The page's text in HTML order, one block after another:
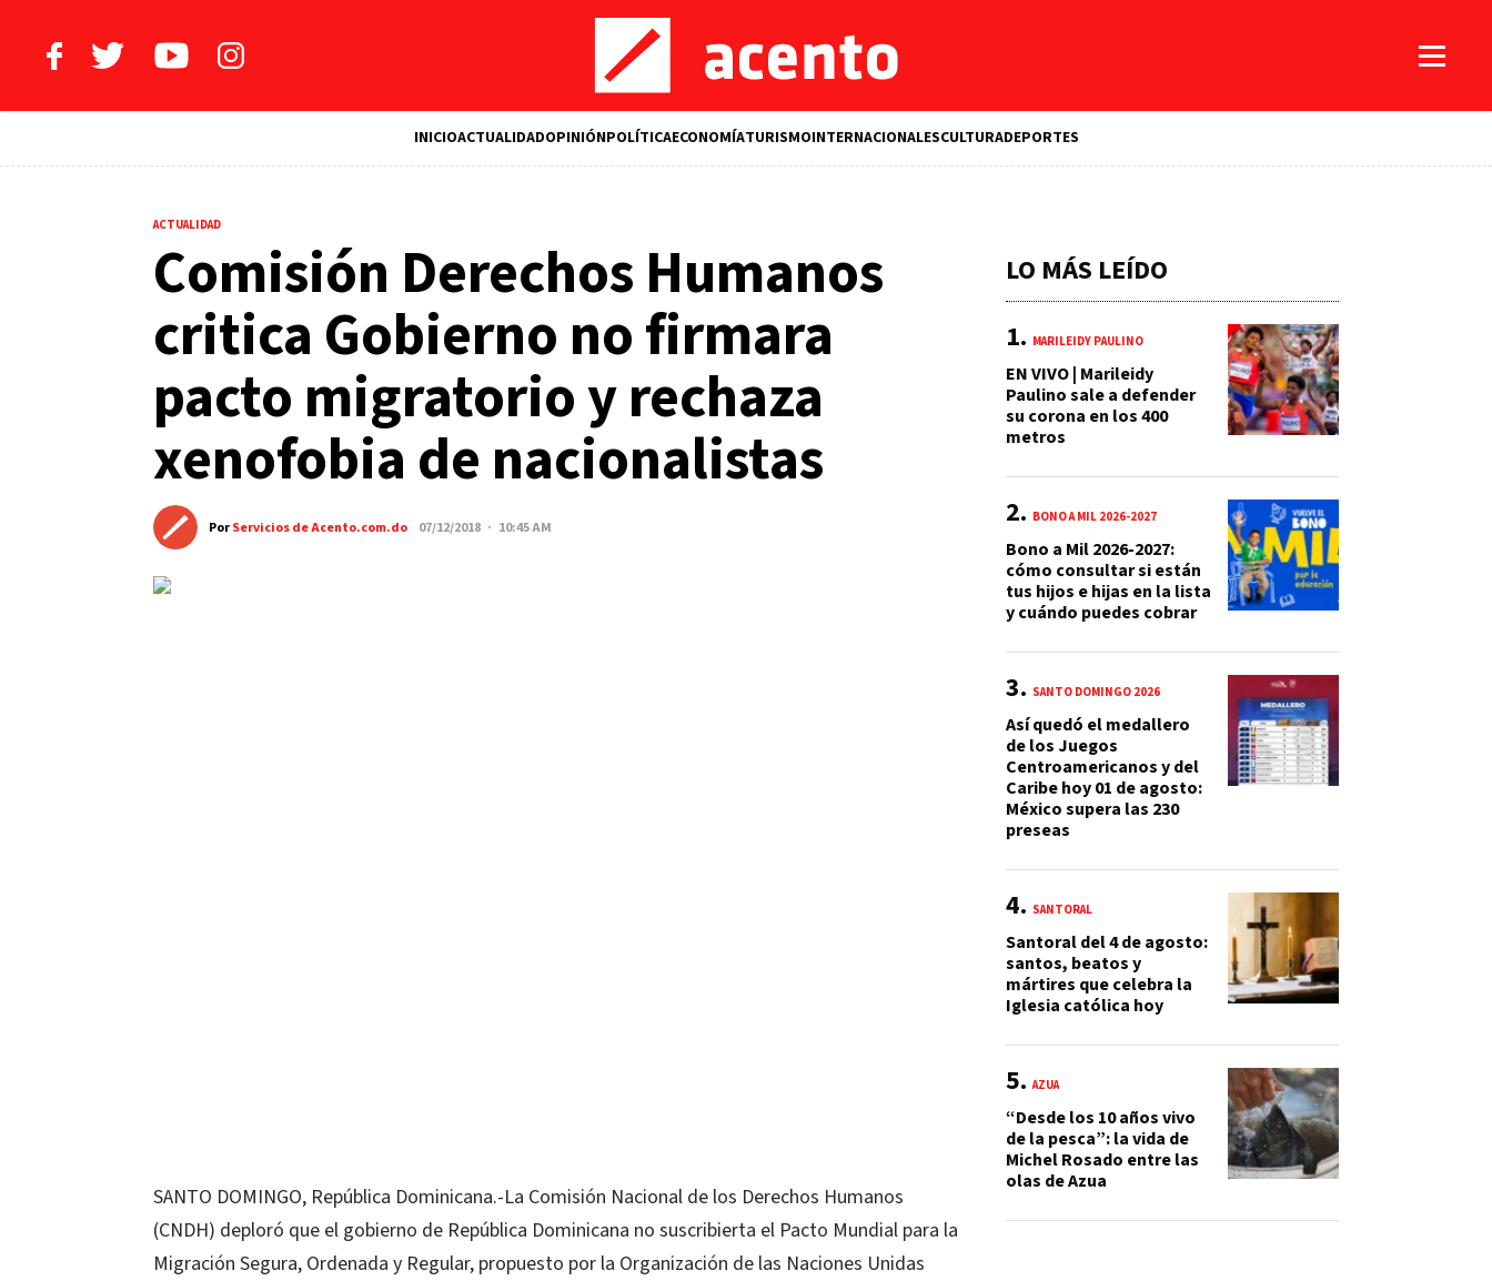
INICIOACTUALIDADOPINIÓNPOLÍTICAECONOMÍATURISMOINTERNACIONALESCULTURADEPORTES
ACTUALIDAD
Comisión Derechos Humanos
critica Gobierno no firmara
pacto migratorio y rechaza
xenofobia de nacionalistas
PorServicios de Acento.com.do 07/12/2018 · 10:45 AM
SANTO DOMINGO, República Dominicana.-La Comisión Nacional de los Derechos Humanos
(CNDH) deploró que el gobierno de República Dominicana no suscribierta el Pacto Mundial para la
Migración Segura, Ordenada y Regular, propuesto por la Organización de las Naciones Unidas
LO MÁS LEÍDO
MARILEIDY PAULINO
EN VIVO | Marileidy
Paulino sale a defender
su corona en los 400
metros
BONO A MIL 2026-2027
Bono a Mil 2026-2027:
cómo consultar si están
tus hijos e hijas en la lista
y cuándo puedes cobrar
SANTO DOMINGO 2026
Así quedó el medallero
de los Juegos
Centroamericanos y del
Caribe hoy 01 de agosto:
México supera las 230
preseas
SANTORAL
Santoral del 4 de agosto:
santos, beatos y
mártires que celebra la
Iglesia católica hoy
AZUA
“Desde los 10 años vivo
de la pesca”: la vida de
Michel Rosado entre las
olas de Azua